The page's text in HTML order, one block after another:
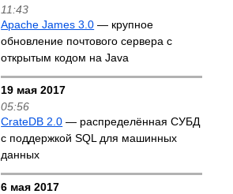
11:43
Apache James 3.0 — крупное
обновление почтового сервера с
открытым кодом на Java
19 мая 2017
05:56
CrateDB 2.0 — распределённая СУБД
с поддержкой SQL для машинных
данных
6 мая 2017